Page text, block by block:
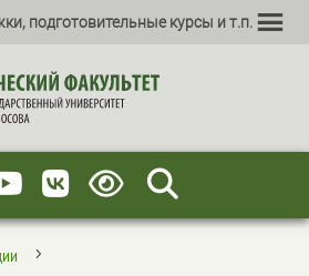
подготовительные курсы и т.п.
5